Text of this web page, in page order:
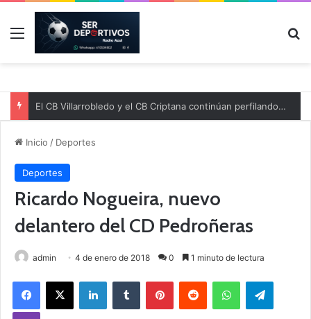
Menú
El CB Villarrobledo y el CB Criptana continúan perfilando sus plantillas
Inicio / Deportes
Deportes
Ricardo Nogueira, nuevo
delantero del CD Pedroñeras
admin 4 de enero de 2018 0 1 minuto de lectura